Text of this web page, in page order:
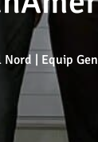
Nord Equip